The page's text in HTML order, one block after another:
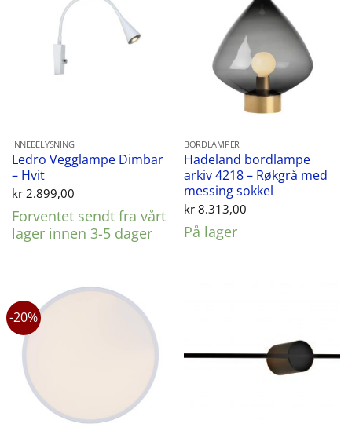
INNEBELYSNING
Ledro Vegglampe Dimbar
– Hvit
kr2.899,00
Forventet sendt fra vårt
lager innen 3-5 dager
BORDLAMPER
Hadeland bordlampe
arkiv 4218 – Røkgrå med
messing sokkel
kr8.313,00
På lager
-20%